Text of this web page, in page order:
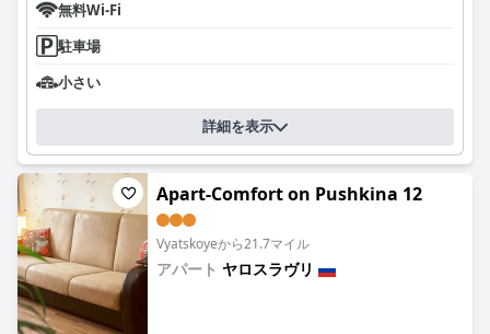
無料Wi-Fi
駐車場
小さい
詳細を表示
Apart-Comfort on Pushkina 12
Vyatskoyeから21.7マイル
アパート ヤロスラヴリ